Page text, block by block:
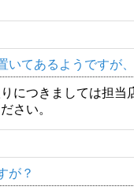
いてあるようですが
につきましては担
さい。
が？